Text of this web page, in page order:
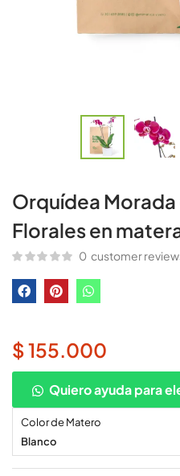
Orquídea Morada
Florales en
0 customer
$155.000
Quiero ayuda para
Color de Matero
Blanco